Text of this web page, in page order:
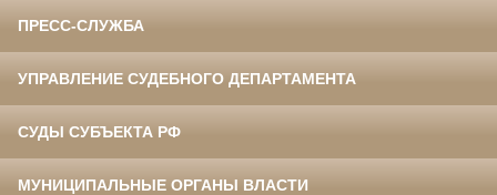
ПРЕСС-СЛУЖБА
УПРАВЛЕНИЕ СУДЕБНОГО ДЕПАРТАМЕНТА
СУДЫ СУБЪЕКТА РФ
МУНИЦИПАЛЬНЫЕ ОРГАНЫ ВЛАСТИ